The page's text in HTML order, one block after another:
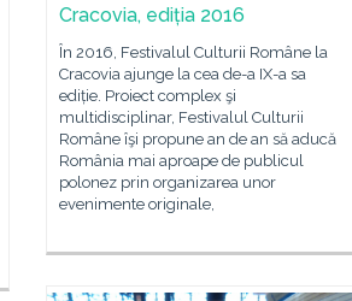
Cracovia, ediția 2016
În 2016, Festivalul Culturii Române la
Cracovia ajunge la cea de-a IX-a sa
ediție. Proiect complex şi
multidisciplinar, Festivalul Culturii
Române îşi propune an de an să aducă
România mai aproape de publicul
polonez prin organizarea unor
evenimente originale,